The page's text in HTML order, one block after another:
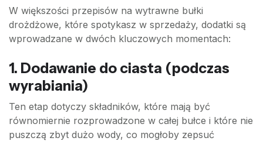
W większości przepisów na wytrawne bułki
drożdżowe, które spotykasz w sprzedaży, dodatki są
wprowadzane w dwóch kluczowych momentach:
1. Dodawanie do ciasta (podczas
wyrabiania)
Ten etap dotyczy składników, które mają być
równomiernie rozprowadzone w całej bułce i które nie
puszczą zbyt dużo wody, co mogłoby zepsuć